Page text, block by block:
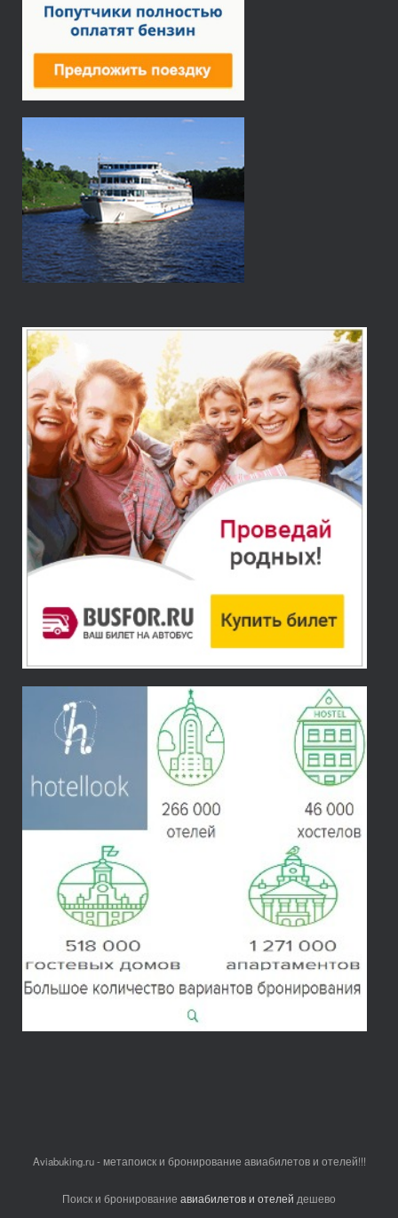
Aviabuking.ru - метапоиск и бронирование авиабилетов и отелей!!!
Поиск и бронирование авиабилетов и отелей дешево